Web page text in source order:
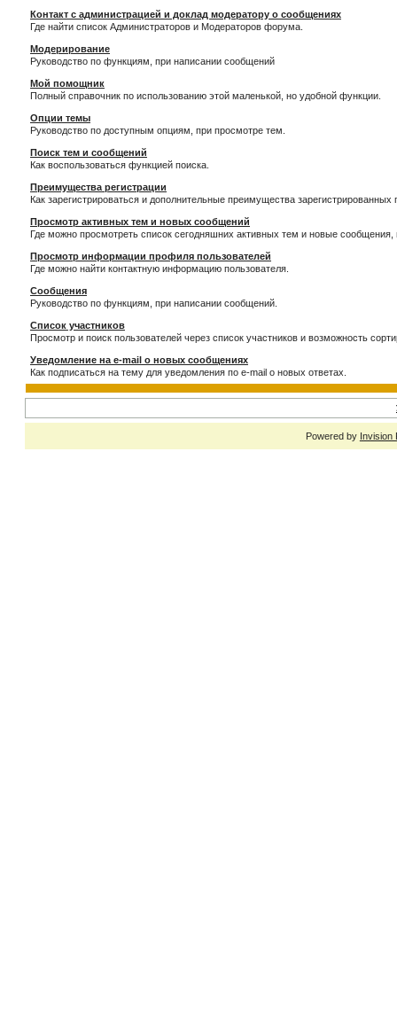
Контакт с администрацией и доклад модератору о сообщениях
Где найти список Администраторов и Модераторов форума.
Модерирование
Руководство по функциям, при написании сообщений
Мой помощник
Полный справочник по использованию этой маленькой, но удобной функции.
Опции темы
Руководство по доступным опциям, при просмотре тем.
Поиск тем и сообщений
Как воспользоваться функцией поиска.
Преимущества регистрации
Как зарегистрироваться и дополнительные преимущества зарегистрированных
Просмотр активных тем и новых сообщений
Где можно просмотреть список сегодняшних активных тем и новые
Просмотр информации профиля пользователей
Где можно найти контактную информацию пользователя.
Сообщения
Руководство по функциям, при написании сообщений.
Список участников
Просмотр и поиск пользователей через список участников и возможность
Уведомление на e-mail о новых сообщениях
Как подписаться на тему для уведомления по e-mail о новых ответах.
Powered by Invision